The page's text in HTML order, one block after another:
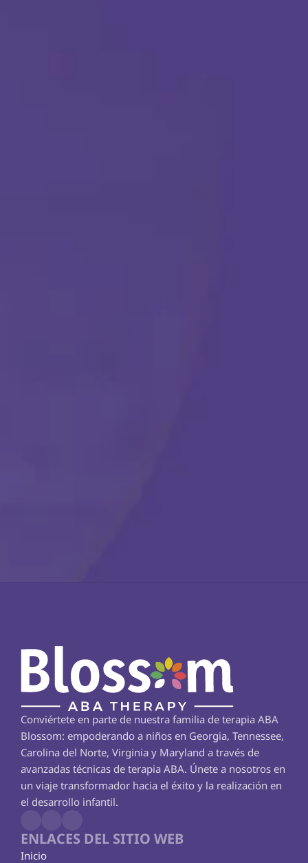
Conviértete en parte de nuestra familia de terapia ABA
Blossom: empoderando a niños en Georgia, Tennessee,
Carolina del Norte, Virginia y Maryland a través de
avanzadas técnicas de terapia ABA. Únete a nosotros en
un viaje transformador hacia el éxito y la realización en
el desarrollo infantil.
ENLACES DEL SITIO WEB
Inicio